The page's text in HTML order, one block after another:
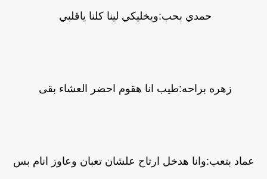
حمدي بحب:ويخليكي لينا كلنا ياقلبي
زهره براحه:طيب انا هقوم احضر العشاء بقى
عماد بتعب:وانا هدخل ارتاح علشان تعبان وعاوز انام بس